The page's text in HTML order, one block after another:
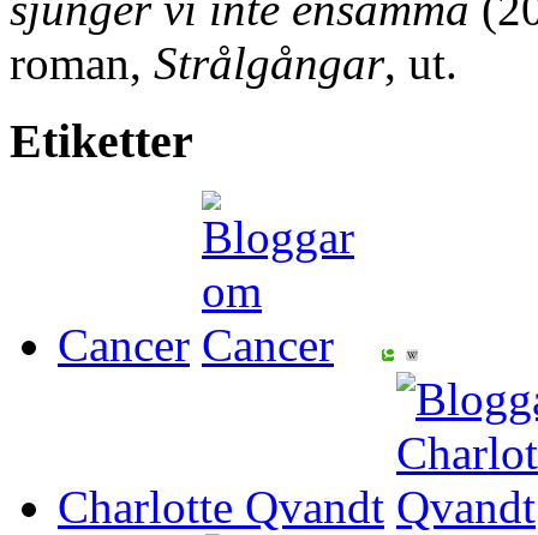
roman, Strålgångar, ut.
Etiketter
Cancer
Charlotte Qvandt